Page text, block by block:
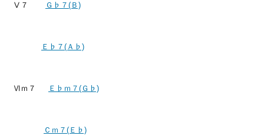
Ⅴ７ Ｇ♭７(Ｂ)
Ｅ♭７(Ａ♭)
Ⅵｍ７ Ｅ♭ｍ７(Ｇ♭)
Ｃｍ７(Ｅ♭)